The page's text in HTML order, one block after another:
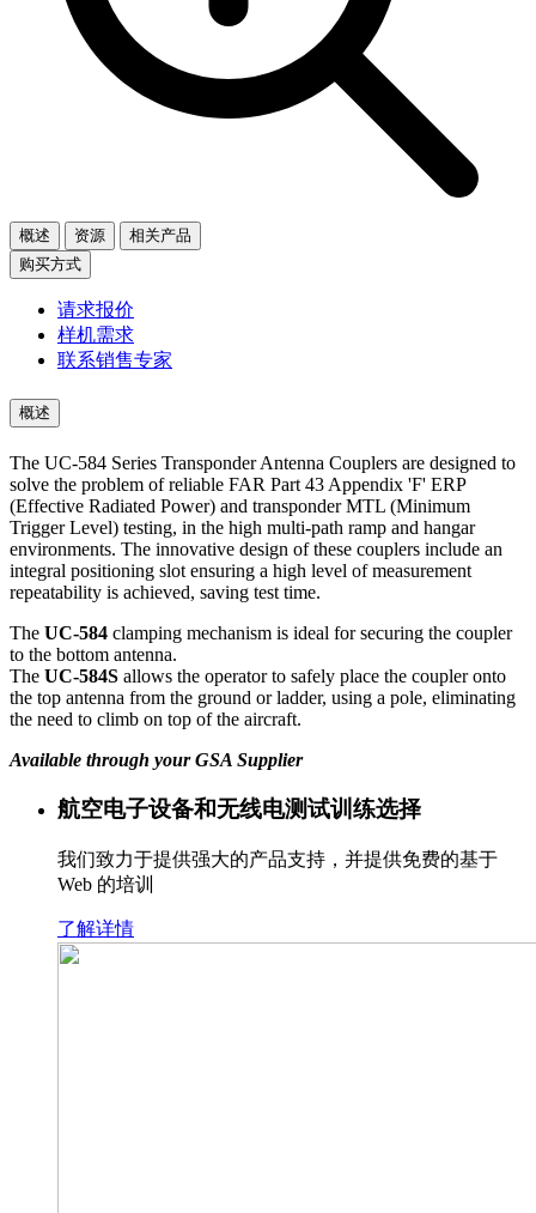
概述 资源
相关产品
购买方式
请求报价
样机需求
联系销售专家
概述
The UC-584 Series Transponder Antenna Couplers are designed to
solve the problem of reliable FAR Part 43 Appendix 'F' ERP
(Effective Radiated Power) and transponder MTL (Minimum
Trigger Level) testing, in the high multi-path ramp and hangar
environments. The innovative design of these couplers include an
integral positioning slot ensuring a high level of measurement
repeatability is achieved, saving test time.
The UC-584 clamping mechanism is ideal for securing the coupler
to the bottom antenna.
The UC-584S allows the operator to safely place the coupler onto
the top antenna from the ground or ladder, using a pole, eliminating
the need to climb on top of the aircraft.
Available through your GSA Supplier
航空电子设备和无线电测试训练选择
我们致力于提供强大的产品支持，并提供免费的基于
Web 的培训
了解详情